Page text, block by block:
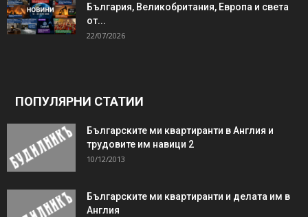
България, Великобритания, Европа и света
от...
22/07/2026
ПОПУЛЯРНИ СТАТИИ
Българските ми квартиранти в Англия и
трудовите им навици 2
10/12/2013
Българските ми квартиранти и делата им в
Англия